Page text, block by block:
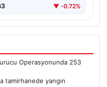
▼ -0.72%
Operasyonunda 253
tamirhanede yangın